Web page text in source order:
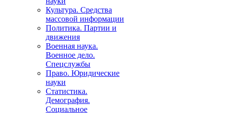
Культура. Средства
массовой информации
Политика. Партии и
движения
Военная наука.
Военное дело.
Спецслужбы
Право. Юридические
науки
Статистика.
Демография.
Социальное